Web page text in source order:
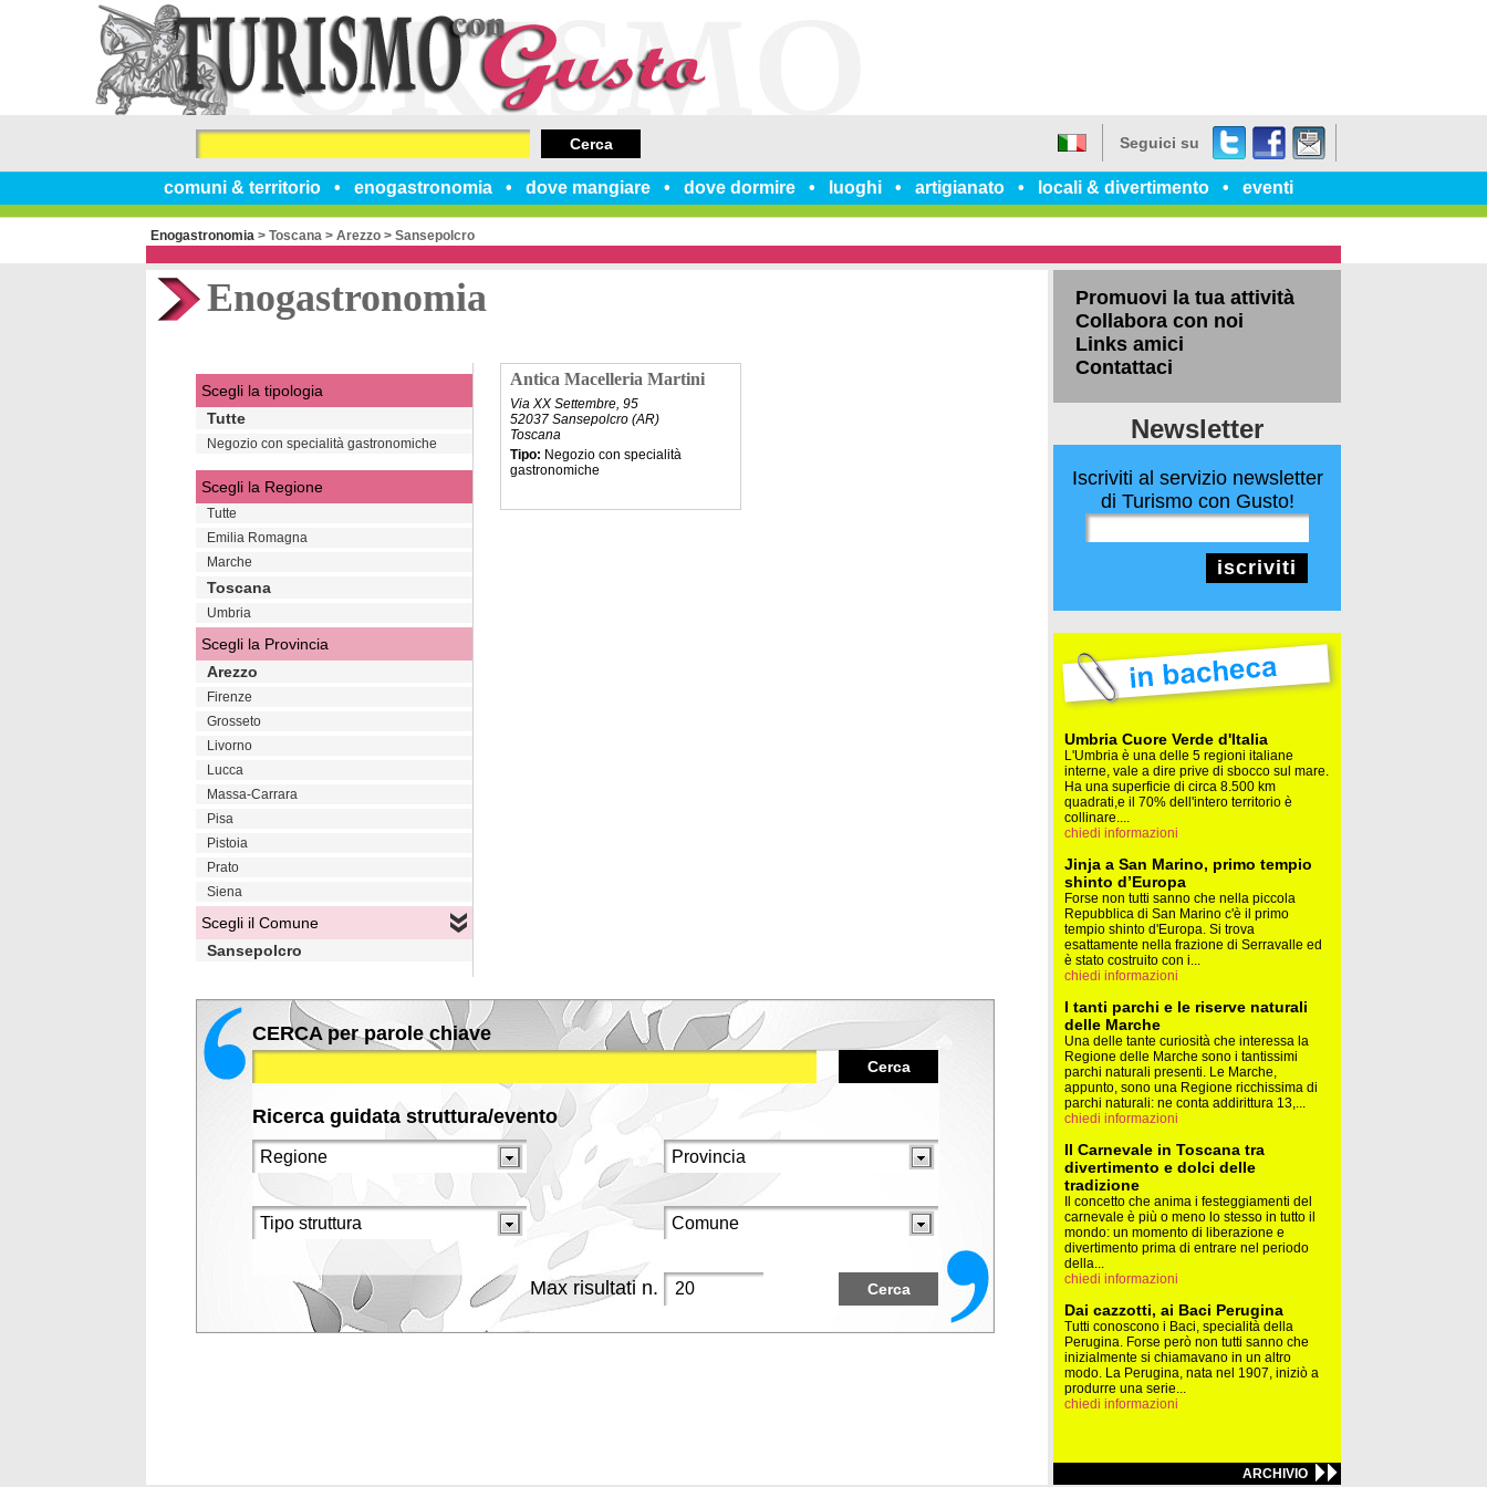
comuni & territorio enogastronomia dove mangiare dove dormire luoghi artigianato locali & divertimento eventi
Seguici su TwitterFacebook
un
Cerca
Enogastronomia > Toscana > Arezzo > Sansepolcro
Enogastronomia
Antica Macelleria Martini
Via XX Settembre, 95
52037 Sansepolcro (AR)
Toscana
Tipo: Negozio con specialità
gastronomiche
Scegli la tipologia
Tutte
Negozio con specialità gastronomiche
Scegli la Regione
Tutte
Emilia Romagna
Marche
Toscana
Umbria
Scegli la Provincia
Arezzo
Firenze
Grosseto
Livorno
Lucca
Massa-Carrara
Pisa
Pistoia
Prato
Siena
Scegli il Comune
Sansepolcro
CERCA per parole chiave
Cerca
Ricerca guidata struttura/evento
Max risultati n. Cerca
Promuovi la tua attività
Collabora con noi
Links amici
Contattaci
Newsletter
Iscriviti al servizio newsletter
di Turismo con Gusto!
iscriviti
Umbria Cuore Verde d'Italia
L'Umbria è una delle 5 regioni italiane
interne, vale a dire prive di sbocco sul mare.
Ha una superficie di circa 8.500 km
quadrati,e il 70% dell'intero territorio è
collinare....
chiedi informazioni
Jinja a San Marino, primo tempio
shinto d’Europa
Forse non tutti sanno che nella piccola
Repubblica di San Marino c'è il primo
tempio shinto d'Europa. Si trova
esattamente nella frazione di Serravalle ed
è stato costruito con i...
chiedi informazioni
I tanti parchi e le riserve naturali
delle Marche
Una delle tante curiosità che interessa la
Regione delle Marche sono i tantissimi
parchi naturali presenti. Le Marche,
appunto, sono una Regione ricchissima di
parchi naturali: ne conta addirittura 13,...
chiedi informazioni
Il Carnevale in Toscana tra
divertimento e dolci delle
tradizione
Il concetto che anima i festeggiamenti del
carnevale è più o meno lo stesso in tutto il
mondo: un momento di liberazione e
divertimento prima di entrare nel periodo
della...
chiedi informazioni
Dai cazzotti, ai Baci Perugina
Tutti conoscono i Baci, specialità della
Perugina. Forse però non tutti sanno che
inizialmente si chiamavano in un altro
modo. La Perugina, nata nel 1907, iniziò a
produrre una serie...
chiedi informazioni
ARCHIVIO